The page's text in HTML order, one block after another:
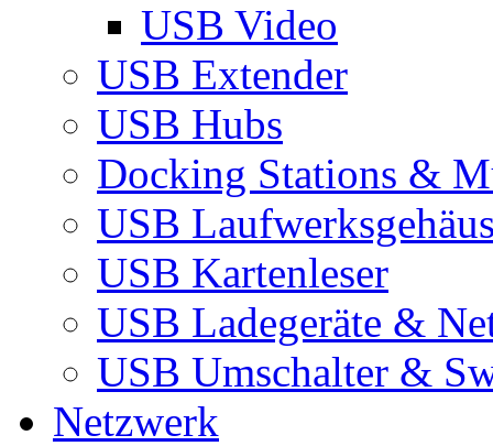
USB Video
USB Extender
USB Hubs
Docking Stations &
USB
USB Kartenleser
USB Ladegeräte &
USB Umschalter &
Netzwerk